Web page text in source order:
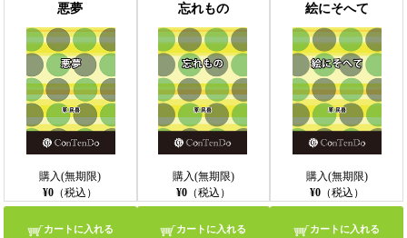
悪夢
購入(無期限)
¥0 （税込）
カートに入れる
忘れもの
購入(無期限)
¥0（税込）
カートに入れる
絵にそへて
購入(無期限)
¥0（税込）
カートに入れる